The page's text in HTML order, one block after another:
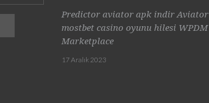
Predictor aviator apk indir Aviator
mostbet casino oyunu hilesi WPDM
Marketplace
17 Aralık 2023